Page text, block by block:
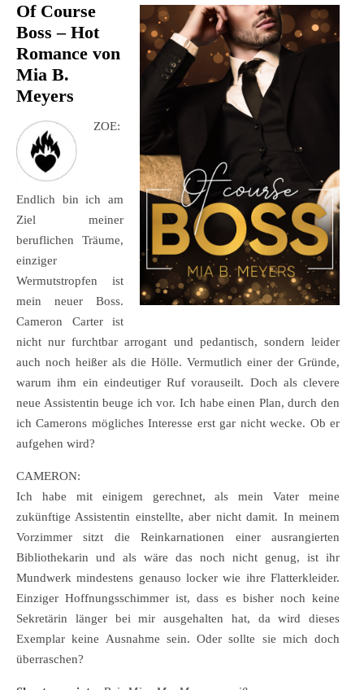
Of Course
Boss – Hot
Romance von
Mia B.
Meyers
ZOE:
Endlich bin ich am
Ziel meiner
beruflichen Träume,
einziger
Wermutstropfen ist
mein neuer Boss.
Cameron Carter ist
nicht nur furchtbar arrogant und pedantisch, sondern leider
auch noch heißer als die Hölle. Vermutlich einer der Gründe,
warum ihm ein eindeutiger Ruf vorauseilt. Doch als clevere
neue Assistentin beuge ich vor. Ich habe einen Plan, durch den
ich Camerons mögliches Interesse erst gar nicht wecke. Ob er
aufgehen wird?
CAMERON:
Ich habe mit einigem gerechnet, als mein Vater meine
zukünftige Assistentin einstellte, aber nicht damit. In meinem
Vorzimmer sitzt die Reinkarnationen einer ausrangierten
Bibliothekarin und als wäre das noch nicht genug, ist ihr
Mundwerk mindestens genauso locker wie ihre Flatterkleider.
Einziger Hoffnungsschimmer ist, dass es bisher noch keine
Sekretärin länger bei mir ausgehalten hat, da wird dieses
Exemplar keine Ausnahme sein. Oder sollte sie mich doch
überraschen?